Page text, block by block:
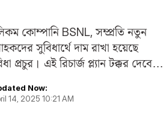
কোম্পানি BSNL, সম্প্রতি নতুন
সুবিধার্থে দাম রাখা হয়েছে
প্রচুর। এই রিচার্জ প্ল্যান টক্কর দেবে
দীর্ঘ মেয়াদের রিচার্জ প্ল্যানের
Now:
14, 2025 10:21 AM